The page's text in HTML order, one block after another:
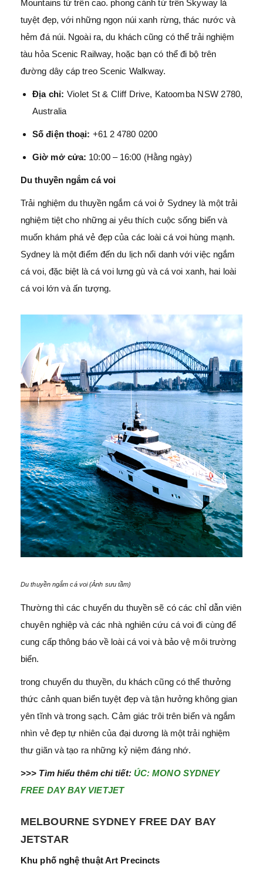
Mountains từ trên cao. phong cảnh từ trên Skyway là
tuyệt đẹp, với những ngọn núi xanh rừng, thác nước và
hẻm đá núi. Ngoài ra, du khách cũng có thể trải nghiệm
tàu hỏa Scenic Railway, hoặc bạn có thể đi bộ trên
đường dây cáp treo Scenic Walkway.
Địa chỉ: Violet St & Cliff Drive, Katoomba NSW 2780,
Australia
Số điện thoại: +61 2 4780 0200
Giờ mở cửa: 10:00 – 16:00 (Hằng ngày)
Du thuyền ngắm cá voi
Trải nghiệm du thuyền ngắm cá voi ở Sydney là một trải
nghiệm tiệt cho những ai yêu thích cuộc sống biển và
muốn khám phá vẻ đẹp của các loài cá voi hùng mạnh.
Sydney là một điểm đến du lịch nổi danh với việc ngắm
cá voi, đặc biệt là cá voi lưng gù và cá voi xanh, hai loài
cá voi lớn và ấn tượng.
Du thuyền ngắm cá voi (Ảnh sưu tầm)
Thường thì các chuyến du thuyền sẽ có các chỉ dẫn viên
chuyên nghiệp và các nhà nghiên cứu cá voi đi cùng để
cung cấp thông báo về loài cá voi và bảo vệ môi trường
biển.
trong chuyến du thuyền, du khách cũng có thể thưởng
thức cảnh quan biển tuyệt đẹp và tận hưởng không gian
yên tĩnh và trong sạch. Cảm giác trôi trên biển và ngắm
nhìn vẻ đẹp tự nhiên của đại dương là một trải nghiệm
thư giãn và tạo ra những kỷ niệm đáng nhớ.
>>> Tìm hiểu thêm chi tiết: ÚC: MONO SYDNEY
FREE DAY BAY VIETJET
MELBOURNE SYDNEY FREE DAY BAY
JETSTAR
Khu phố nghệ thuật Art Precincts